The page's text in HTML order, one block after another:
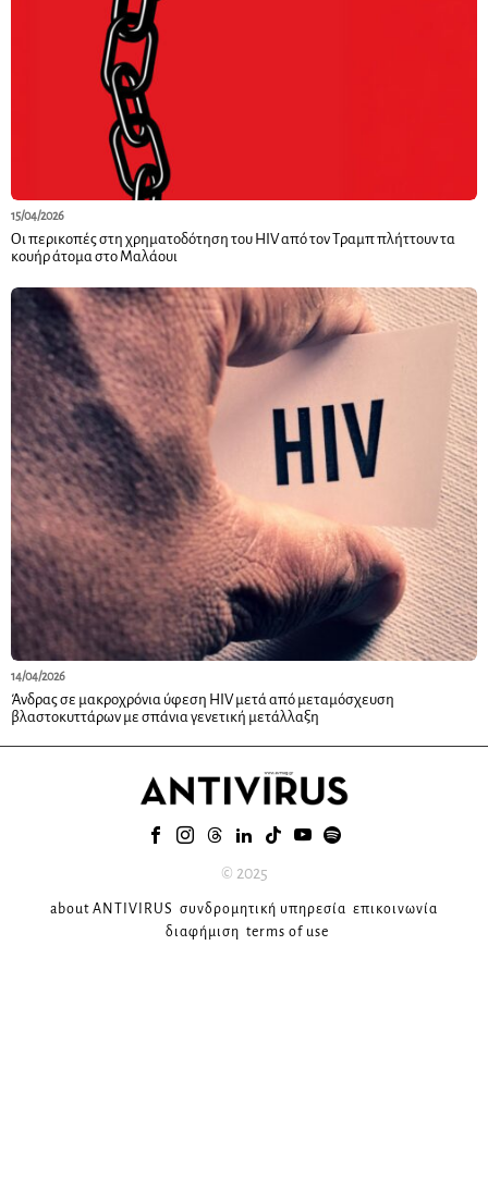
15/04/2026
Οι περικοπές στη χρηματοδότηση του HIV από τον Τραμπ πλήττουν τα
κουήρ άτομα στο Μαλάουι
14/04/2026
Άνδρας σε μακροχρόνια ύφεση HIV μετά από μεταμόσχευση
βλαστοκυττάρων με σπάνια γενετική μετάλλαξη
© 2025
about ANTIVIRUS συνδρομητική υπηρεσία επικοινωνία
διαφήμιση terms of use